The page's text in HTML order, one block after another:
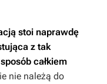
stoi naprawdę
z tak
całkiem
nie należą do